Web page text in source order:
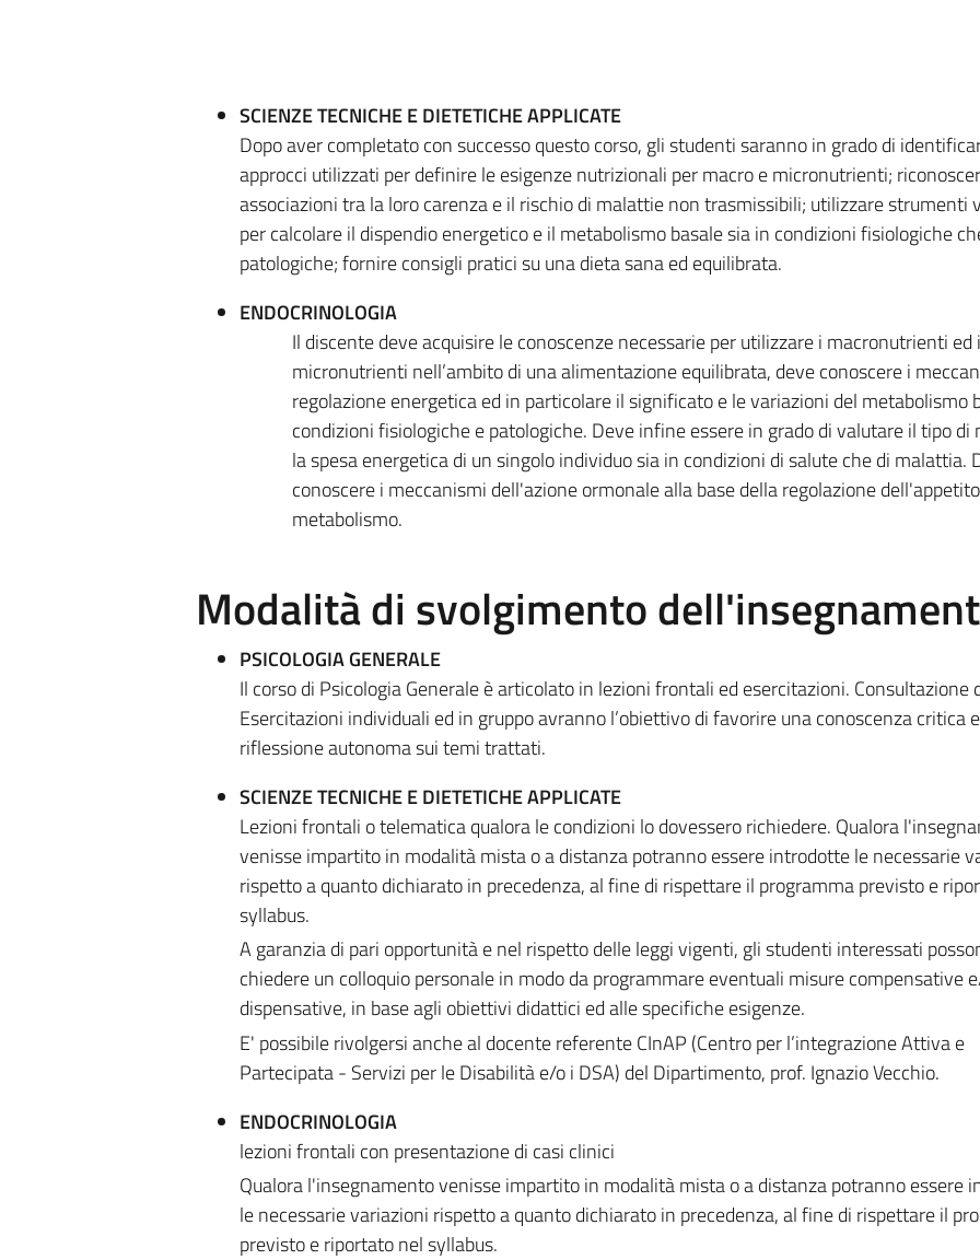
SCIENZE TECNICHE E DIETETICHE APPLICATE
Dopo aver completato con successo questo corso, gli studenti saranno in grado di
approcci utilizzati per definire le esigenze nutrizionali per macro e micronutrienti;
associazioni tra la loro carenza e il rischio di malattie non trasmissibili; utilizzare strumenti
per calcolare il dispendio energetico e il metabolismo basale sia in condizioni fisiologiche
patologiche; fornire consigli pratici su una dieta sana ed equilibrata.
ENDOCRINOLOGIA
Il discente deve acquisire le conoscenze necessarie per utilizzare i macronutrienti ed i
micronutrienti nell’ambito di una alimentazione equilibrata, deve conoscere i
regolazione energetica ed in particolare il significato e le variazioni del metabolismo
condizioni fisiologiche e patologiche. Deve infine essere in grado di valutare il tipo di
la spesa energetica di un singolo individuo sia in condizioni di salute che di malattia.
conoscere i meccanismi dell'azione ormonale alla base della regolazione
metabolismo.
Modalità di svolgimento
PSICOLOGIA GENERALE
Il corso di Psicologia Generale è articolato in lezioni frontali ed esercitazioni. Consultazione
Esercitazioni individuali ed in gruppo avranno l’obiettivo di favorire una conoscenza critica
riflessione autonoma sui temi trattati.
SCIENZE TECNICHE E DIETETICHE APPLICATE
Lezioni frontali o telematica qualora le condizioni lo dovessero richiedere. Qualora
venisse impartito in modalità mista o a distanza potranno essere introdotte le necessarie
rispetto a quanto dichiarato in precedenza, al fine di rispettare il programma previsto e
syllabus.
A garanzia di pari opportunità e nel rispetto delle leggi vigenti, gli studenti interessati
chiedere un colloquio personale in modo da programmare eventuali misure compensative
dispensative, in base agli obiettivi didattici ed alle specifiche esigenze.
E' possibile rivolgersi anche al docente referente CInAP (Centro per l’integrazione Attiva e
Partecipata - Servizi per le Disabilità e/o i DSA) del Dipartimento, prof. Ignazio Vecchio.
ENDOCRINOLOGIA
lezioni frontali con presentazione di casi clinici
Qualora l'insegnamento venisse impartito in modalità mista o a distanza potranno essere
le necessarie variazioni rispetto a quanto dichiarato in precedenza, al fine di rispettare il
previsto e riportato nel syllabus.